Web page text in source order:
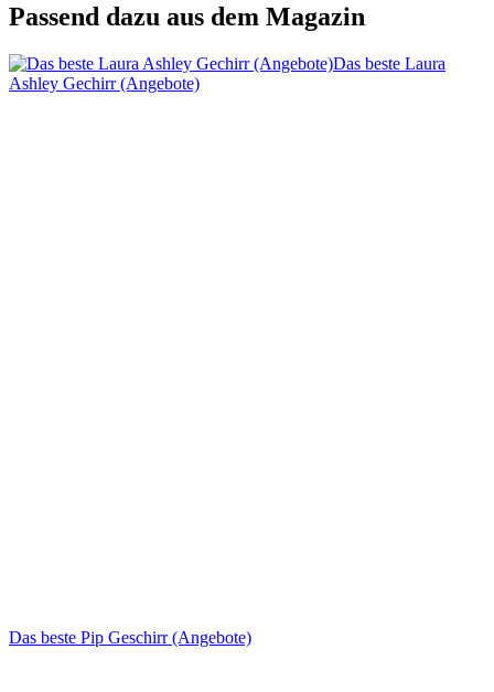
Passend dazu aus dem Magazin
Das beste Laura
Ashley Gechirr (Angebote)
Das beste Pip Geschirr (Angebote)